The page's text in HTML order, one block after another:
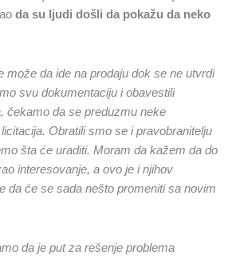
da su ljudi došli da pokažu da neko
može da ide na prodaju dok se ne utvrdi
svu dokumentaciju i obavestili
čekamo da se preduzmu neke
Obratili smo se i pravobranitelju
šta će uraditi. Moram da kažem da do
interesovanje,aovo je i njihov
da će se sada nešto promenitisa novim
da je put za rešenje problema